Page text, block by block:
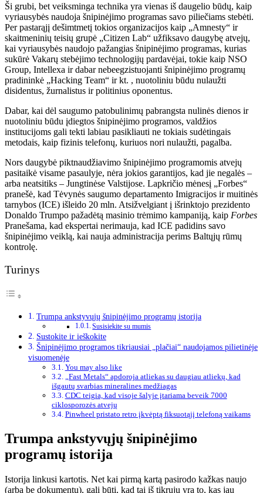
Ši grubi, bet veiksminga technika yra vienas iš daugelio būdų, kaip
vyriausybės naudoja šnipinėjimo programas savo piliečiams stebėti.
Per pastarąjį dešimtmetį tokios organizacijos kaip „Amnesty“ ir
skaitmeninių teisių grupė „Citizen Lab“ užfiksavo daugybę atvejų,
kai vyriausybės naudojo pažangias šnipinėjimo programas, kurias
sukūrė Vakarų stebėjimo technologijų pardavėjai, tokie kaip NSO
Group, Intellexa ir dabar nebeegzistuojanti šnipinėjimo programų
pradininkė „Hacking Team“ ir kt. , nuotoliniu būdu nulaužti
disidentus, žurnalistus ir politinius oponentus.
Dabar, kai dėl saugumo patobulinimų pabrangsta nulinės dienos ir
nuotoliniu būdu įdiegtos šnipinėjimo programos, valdžios
institucijoms gali tekti labiau pasikliauti ne tokiais sudėtingais
metodais, kaip fizinis telefonų, kuriuos nori nulaužti, pagalba.
Nors daugybė piktnaudžiavimo šnipinėjimo programomis atvejų
pasitaikė visame pasaulyje, nėra jokios garantijos, kad jie negalės –
arba neatsitiks – Jungtinėse Valstijose. Lapkričio mėnesį „Forbes“
pranešė, kad Tėvynės saugumo departamento Imigracijos ir muitinės
tarnybos (ICE) išleido 20 mln. Atsižvelgiant į išrinktojo prezidento
Donaldo Trumpo pažadėtą ​​masinio trėmimo kampaniją, kaip Forbes
Pranešama, kad ekspertai nerimauja, kad ICE padidins savo
šnipinėjimo veiklą, kai nauja administracija perims Baltųjų rūmų
kontrolę.
Turinys
Trumpa ankstyvųjų šnipinėjimo programų istorija
Susisiekite su mumis
Sustokite ir ieškokite
Šnipinėjimo programos tikriausiai „plačiai“ naudojamos pilietinėje
visuomenėje
You may also like
„Fast Metals“ apdoroja atliekas su daugiau atliekų, kad
išgautų svarbias mineralines medžiagas
CDC teigia, kad visoje šalyje įtariama beveik 7000
ciklosporozės atvejų
Pinwheel pristato retro įkvėptą fiksuotąjį telefoną vaikams
Trumpa ankstyvųjų šnipinėjimo
programų istorija
Istorija linkusi kartotis. Net kai pirmą kartą pasirodo kažkas naujo
(arba be dokumentų), gali būti, kad tai iš tikrųjų yra to, kas jau